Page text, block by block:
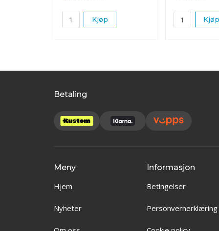
Kjøp Kjøp
Betaling
Meny
Hjem
Nyheter
Informasjon
Betingelser
Personvernerklæring